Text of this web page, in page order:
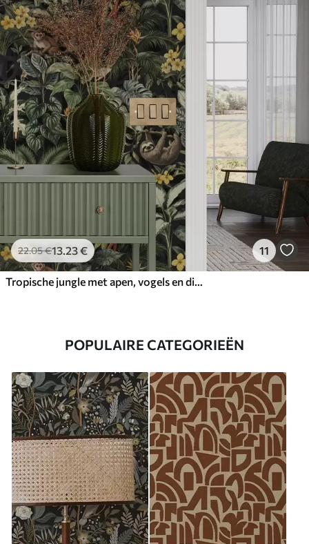
22.05€13.23€ 11
Tropische jungle met apen, vogels en dicht gebladerte
POPULAIRE CATEGORIEËN